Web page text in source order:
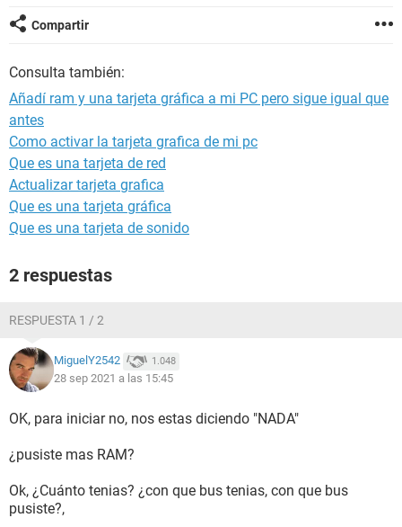
Compartir
Consulta también:
Añadí ram y una tarjeta gráfica a mi PC pero sigue igual que
antes
Como activar la tarjeta grafica de mi pc
Que es una tarjeta de red
Actualizar tarjeta grafica
Que es una tarjeta gráfica
Que es una tarjeta de sonido
2 respuestas
RESPUESTA 1 / 2
MiguelY2542 1.048
28 sep 2021 a las 15:45
OK, para iniciar no, nos estas diciendo "NADA"
¿pusiste mas RAM?
Ok, ¿Cuánto tenias? ¿con que bus tenias, con que bus
pusiste?,